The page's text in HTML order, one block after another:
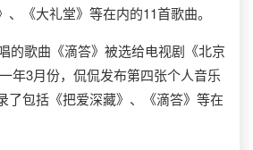
《大礼堂》等在内的11首歌曲。
歌曲《滴答》被选给电视剧《北京
年3月份，侃侃发布第四张个人音乐
了包括《把爱深藏》、《滴答》等在